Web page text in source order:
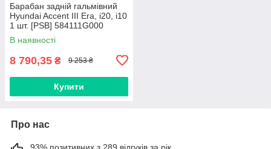
Барабан задній гальмівний
Hyundai Accent III Era, i20, i10
1 шт. [PSB] 584111G000
PSB56301
В наявності
8 790,35 ₴ 9 253 ₴
Купити
Про нас